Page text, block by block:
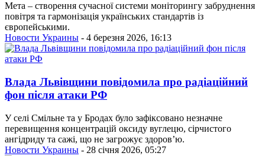
Мета – створення сучасної системи моніторингу забруднення
повітря та гармонізація українських стандартів із
європейськими.
Новости Украины - 4 березня 2026, 16:13
Влада Львівщини повідомила про радіаційний
фон після атаки РФ
У селі Смільне та у Бродах було зафіксовано незначне
перевищення концентрацій оксиду вуглецю, сірчистого
ангідриду та сажі, що не загрожує здоров’ю.
Новости Украины - 28 січня 2026, 05:27